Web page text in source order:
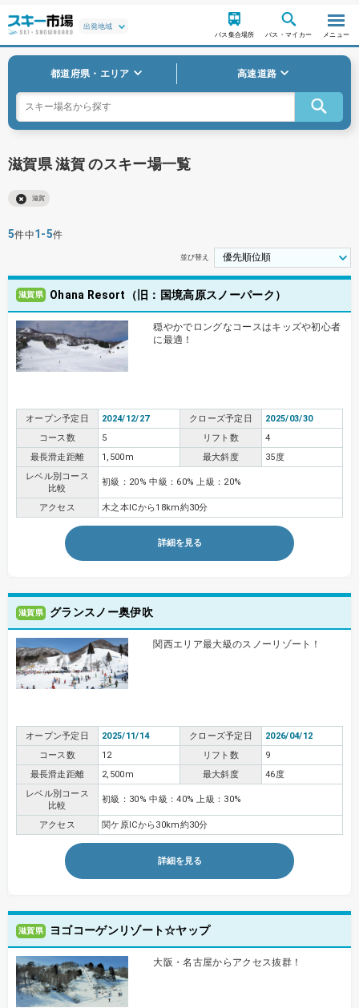
バス集合場所 バス・マイカー メニュー
都道府県・エリア 高速道路
滋賀県 滋賀 のスキー場一覧
滋賀
5件中1-5件
並び替え
滋賀県 Ohana Resort（旧：国境高原スノーパーク）
穏やかでロングなコースはキッズや初心者
に最適！
オープン予定日 2024/12/27 クローズ予定日
2025/03/30
コース数
5 リフト数
4
最長滑走距離
1,500m 最大斜度
35度
レベル別コース
比較
初級：20% 中級：60% 上級：20%
アクセス 木之本ICから18km約30分
詳細を見る
滋賀県 グランスノー奥伊吹
関西エリア最大級のスノーリゾート！
オープン予定日 2025/11/14 クローズ予定日
2026/04/12
コース数
12 リフト数
9
最長滑走距離
2,500m 最大斜度
46度
レベル別コース
比較
初級：30% 中級：40% 上級：30%
アクセス 関ケ原ICから30km約30分
詳細を見る
滋賀県 ヨゴコーゲンリゾート☆ヤップ
大阪・名古屋からアクセス抜群！